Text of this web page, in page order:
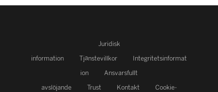
Juridisk
information
Tjänstevillkor
Integritetsinformat
ion
Ansvarsfullt
avslöjande
Trust Kontakt Cookie-